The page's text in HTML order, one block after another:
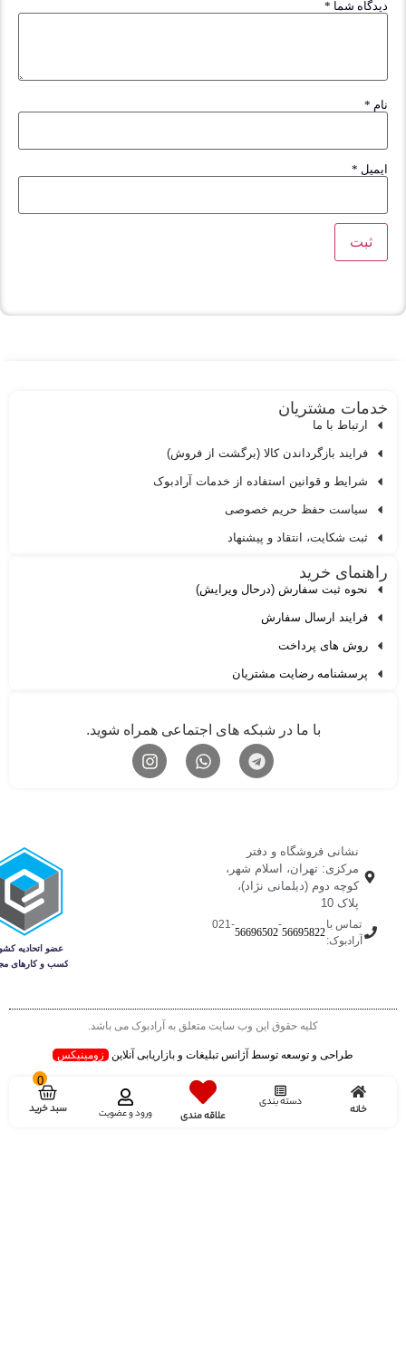
شما*
*
مشتریان
ارتباط با ما
فرایند بازگرداندن کالا (برگشت از فروش)
شرایط و قوانین استفاده از خدمات آرادبوک
سیاست حفظ حریم خصوصی
ثبت شکایت، انتقاد و پیشنهاد
خرید
نحوه ثبت سفارش (درحال ویرایش)
فرایند ارسال سفارش
روش های پرداخت
پرسشنامه رضایت مشتریان
با ما در شبکه های اجتماعی همراه شوید.
نشانی فروشگاه و دفتر
مرکزی: تهران، اسلام شهر،
کوچه دوم (دیلمانی نژاد)،
تماس با
آرادبوک:
56695822
56696502
کلیه حقوق این وب سایت متعلق به آرادبوک می باشد.
طراحی و توسعه توسط آژانس تبلیغات و بازاریابی آنلاین زومینیکس
دسته بندی
علاقه مندی
ورود و عضویت سبد خرید